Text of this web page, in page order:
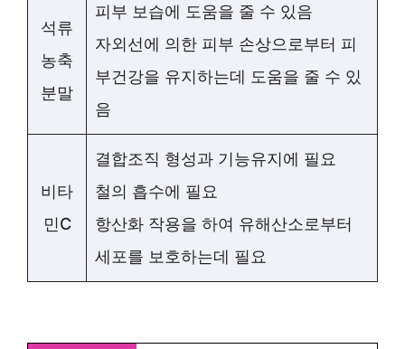
석류
농축
분말
피부 보습에 도움을 줄 수 있음
자외선에 의한 피부 손상으로부터 피
부건강을 유지하는데 도움을 줄 수 있
음
비타
민C
결합조직 형성과 기능유지에 필요
철의 흡수에 필요
항산화 작용을 하여 유해산소로부터
세포를 보호하는데 필요